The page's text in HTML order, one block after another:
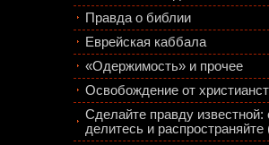
Правда о библии
Еврейская каббала
«Одержимость» и прочее
Освобождение от
Сделайте правду известной:
делитесь и распространяйте